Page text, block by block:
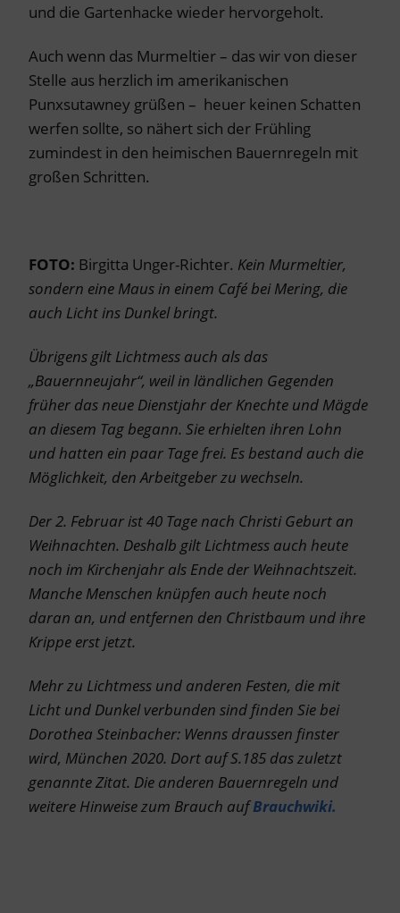
und die Gartenhacke wieder hervorgeholt.
Auch wenn das Murmeltier – das wir von dieser
Stelle aus herzlich im amerikanischen
Punxsutawney grüßen – heuer keinen Schatten
werfen sollte, so nähert sich der Frühling
zumindest in den heimischen Bauernregeln mit
großen Schritten.
FOTO: Birgitta Unger-Richter. Kein Murmeltier,
sondern eine Maus in einem Café bei Mering, die
auch Licht ins Dunkel bringt.
Übrigens gilt Lichtmess auch als das
„Bauernneujahr“, weil in ländlichen Gegenden
früher das neue Dienstjahr der Knechte und Mägde
an diesem Tag begann. Sie erhielten ihren Lohn
und hatten ein paar Tage frei. Es bestand auch die
Möglichkeit, den Arbeitgeber zu wechseln.
Der 2. Februar ist 40 Tage nach Christi Geburt an
Weihnachten. Deshalb gilt Lichtmess auch heute
noch im Kirchenjahr als Ende der Weihnachtszeit.
Manche Menschen knüpfen auch heute noch
daran an, und entfernen den Christbaum und ihre
Krippe erst jetzt.
Mehr zu Lichtmess und anderen Festen, die mit
Licht und Dunkel verbunden sind finden Sie bei
Dorothea Steinbacher: Wenns draussen finster
wird, München 2020. Dort auf S.185 das zuletzt
genannte Zitat. Die anderen Bauernregeln und
weitere Hinweise zum Brauch aufBrauchwiki.